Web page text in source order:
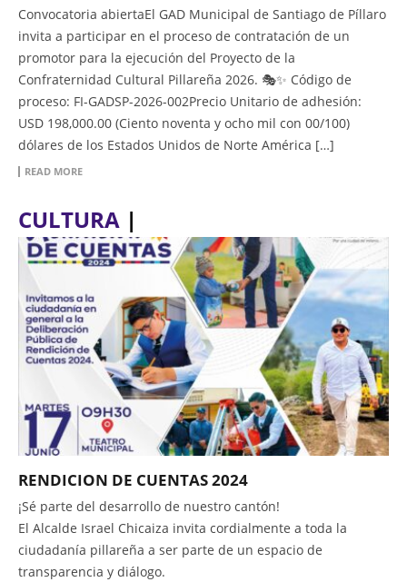
Convocatoria abiertaEl GAD Municipal de Santiago de Píllaro
invita a participar en el proceso de contratación de un
promotor para la ejecución del Proyecto de la
Confraternidad Cultural Pillareña 2026. 🎭✨ Código de
proceso: FI-GADSP-2026-002Precio Unitario de adhesión:
USD 198,000.00 (Ciento noventa y ocho mil con 00/100)
dólares de los Estados Unidos de Norte América […]
READ MORE
CULTURA |
RENDICION DE CUENTAS 2024
¡Sé parte del desarrollo de nuestro cantón!
El Alcalde Israel Chicaiza invita cordialmente a toda la
ciudadanía pillareña a ser parte de un espacio de
transparencia y diálogo.